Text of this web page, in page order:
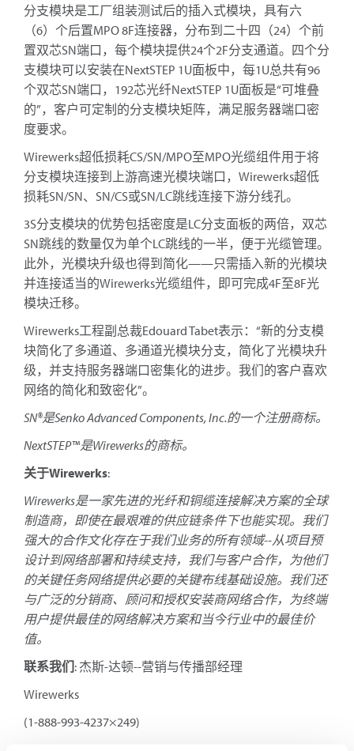
分支模块是工厂组装测试后的插入式模块，具有六
（6）个后置MPO 8F连接器，分布到二十四（24）个前
置双芯SN端口，每个模块提供24个2F分支通道。四个分
支模块可以安装在NextSTEP 1U面板中，每1U总共有96
个双芯SN端口，192芯光纤NextSTEP 1U面板是“可堆叠
的”，客户可定制的分支模块矩阵，满足服务器端口密
度要求。
Wirewerks超低损耗CS/SN/MPO至MPO光缆组件用于将
分支模块连接到上游高速光模块端口，Wirewerks超低
损耗SN/SN、SN/CS或SN/LC跳线连接下游分线孔。
3S分支模块的优势包括密度是LC分支面板的两倍，双芯
SN跳线的数量仅为单个LC跳线的一半，便于光缆管理。
此外，光模块升级也得到简化——只需插入新的光模块
并连接适当的Wirewerks光缆组件，即可完成4F至8F光
模块迁移。
Wirewerks工程副总裁Edouard Tabet表示：“新的分支模
块简化了多通道、多通道光模块分支，简化了光模块升
级，并支持服务器端口密集化的进步。我们的客户喜欢
网络的简化和致密化”。
SN®是Senko Advanced Components, Inc.的一个注册商标。
NextSTEP™是Wirewerks的商标。
关于Wirewerks:
Wirewerks是一家先进的光纤和铜缆连接解决方案的全球
制造商，即使在最艰难的供应链条件下也能实现。我们
强大的合作文化存在于我们业务的所有领域--从项目预
设计到网络部署和持续支持，我们与客户合作，为他们
的关键任务网络提供必要的关键布线基础设施。我们还
与广泛的分销商、顾问和授权安装商网络合作，为终端
用户提供最佳的网络解决方案和当今行业中的最佳价
值。
联系我们: 杰斯-达顿--营销与传播部经理
Wirewerks
(1-888-993-4237×249)